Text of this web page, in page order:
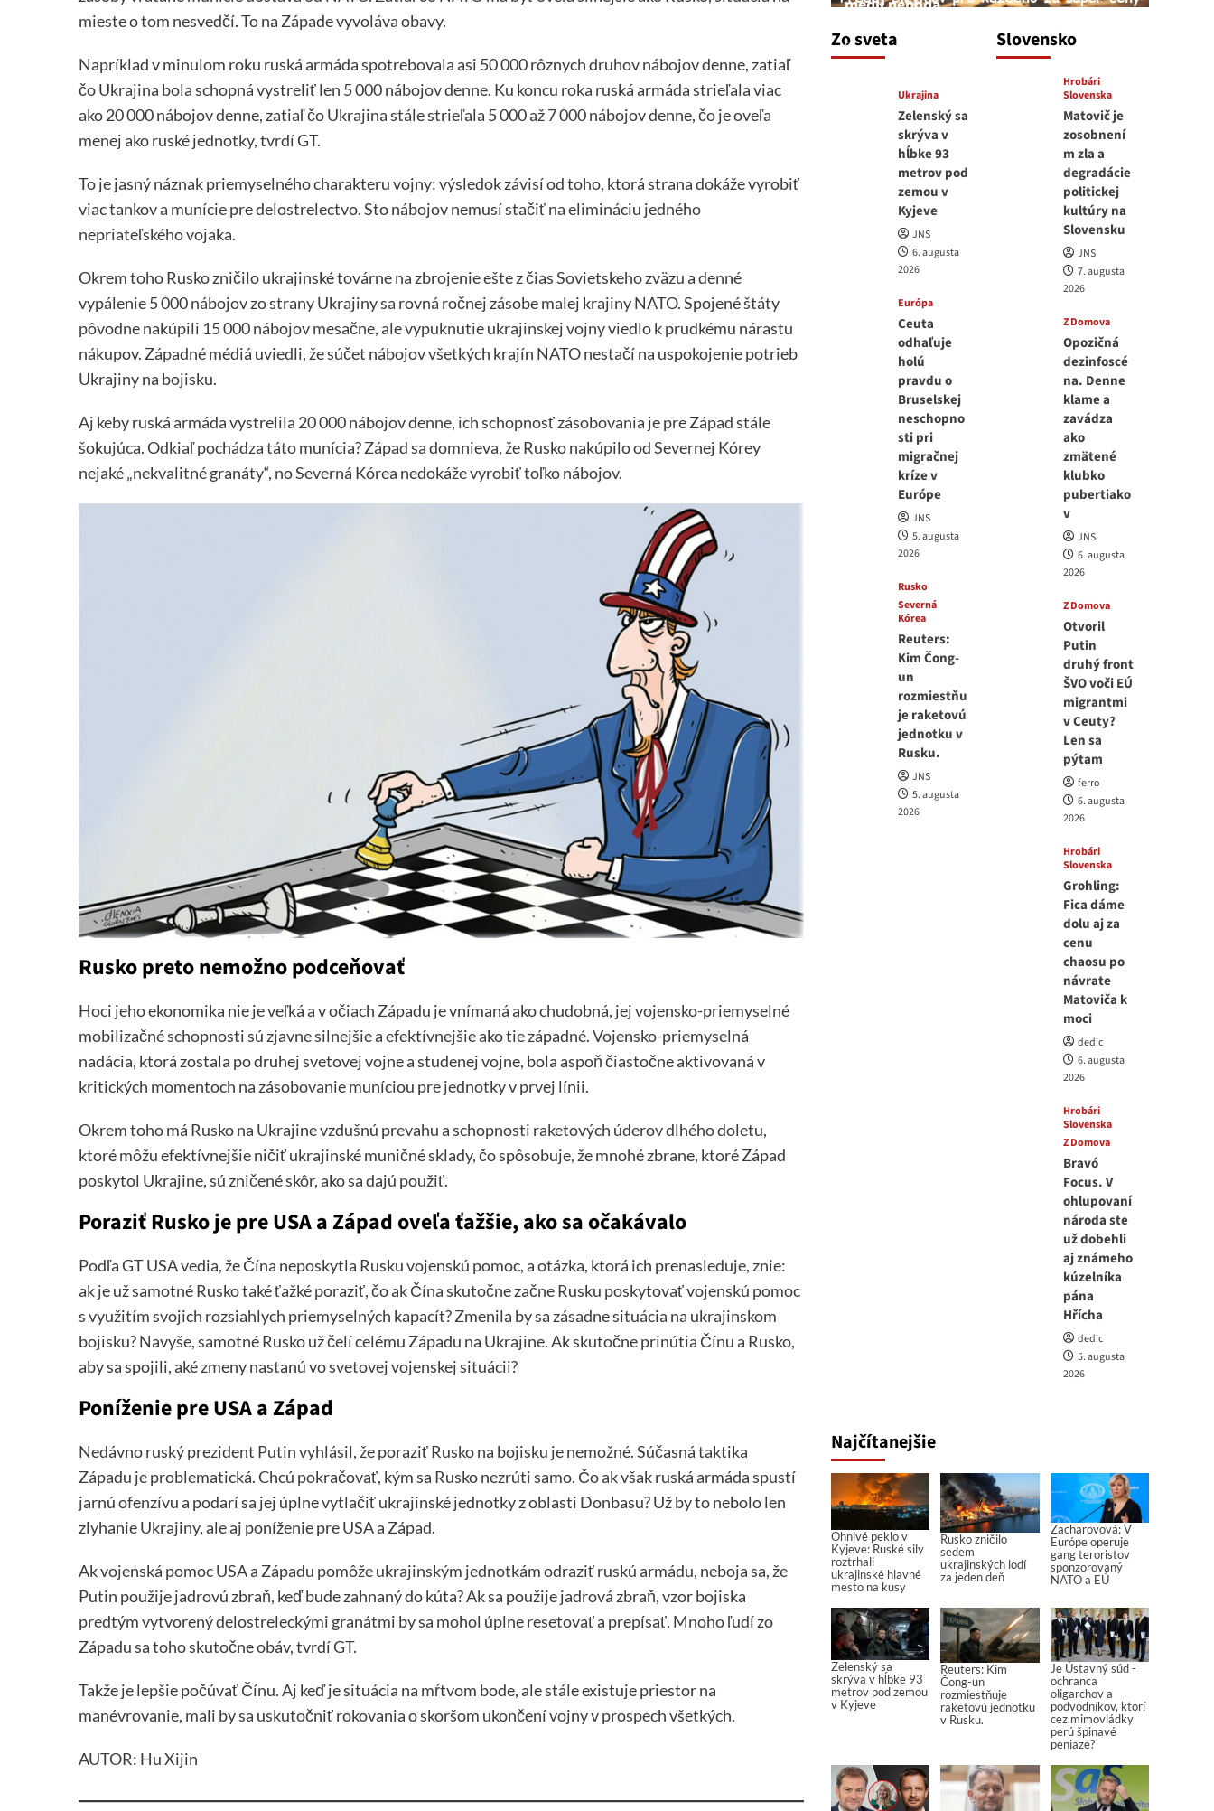
mieste o tom nesvedčí. To na Západe vyvoláva obavy.
Napríklad v minulom roku ruská armáda spotrebovala asi 50 000 rôznych druhov nábojov denne, zatiaľ
čo Ukrajina bola schopná vystreliť len 5 000 nábojov denne. Ku koncu roka ruská armáda strieľala viac
ako 20 000 nábojov denne, zatiaľ čo Ukrajina stále strieľala 5 000 až 7 000 nábojov denne, čo je oveľa
menej ako ruské jednotky, tvrdí GT.
To je jasný náznak priemyselného charakteru vojny: výsledok závisí od toho, ktorá strana dokáže vyrobiť
viac tankov a munície pre delostrelectvo. Sto nábojov nemusí stačiť na elimináciu jedného
nepriateľského vojaka.
Okrem toho Rusko zničilo ukrajinské továrne na zbrojenie ešte z čias Sovietskeho zväzu a denné
vypálenie 5 000 nábojov zo strany Ukrajiny sa rovná ročnej zásobe malej krajiny NATO. Spojené štáty
pôvodne nakúpili 15 000 nábojov mesačne, ale vypuknutie ukrajinskej vojny viedlo k prudkému nárastu
nákupov. Západné médiá uviedli, že súčet nábojov všetkých krajín NATO nestačí na uspokojenie potrieb
Ukrajiny na bojisku.
Aj keby ruská armáda vystrelila 20 000 nábojov denne, ich schopnosť zásobovania je pre Západ stále
šokujúca. Odkiaľ pochádza táto munícia? Západ sa domnieva, že Rusko nakúpilo od Severnej Kórey
nejaké „nekvalitné granáty“, no Severná Kórea nedokáže vyrobiť toľko nábojov.
Rusko preto nemožno podceňovať
Hoci jeho ekonomika nie je veľká a v očiach Západu je vnímaná ako chudobná, jej vojensko-priemyselné
mobilizačné schopnosti sú zjavne silnejšie a efektívnejšie ako tie západné. Vojensko-priemyselná
nadácia, ktorá zostala po druhej svetovej vojne a studenej vojne, bola aspoň čiastočne aktivovaná v
kritických momentoch na zásobovanie muníciou pre jednotky v prvej línii.
Okrem toho má Rusko na Ukrajine vzdušnú prevahu a schopnosti raketových úderov dlhého doletu,
ktoré môžu efektívnejšie ničiť ukrajinské muničné sklady, čo spôsobuje, že mnohé zbrane, ktoré Západ
poskytol Ukrajine, sú zničené skôr, ako sa dajú použiť.
Poraziť Rusko je pre USA a Západ oveľa ťažšie, ako sa očakávalo
Podľa GT USA vedia, že Čína neposkytla Rusku vojenskú pomoc, a otázka, ktorá ich prenasleduje, znie:
ak je už samotné Rusko také ťažké poraziť, čo ak Čína skutočne začne Rusku poskytovať vojenskú pomoc
s využitím svojich rozsiahlych priemyselných kapacít? Zmenila by sa zásadne situácia na ukrajinskom
bojisku? Navyše, samotné Rusko už čelí celému Západu na Ukrajine. Ak skutočne prinútia Čínu a Rusko,
aby sa spojili, aké zmeny nastanú vo svetovej vojenskej situácii?
Poníženie pre USA a Západ
Nedávno ruský prezident Putin vyhlásil, že poraziť Rusko na bojisku je nemožné. Súčasná taktika
Západu je problematická. Chcú pokračovať, kým sa Rusko nezrúti samo. Čo ak však ruská armáda spustí
jarnú ofenzívu a podarí sa jej úplne vytlačiť ukrajinské jednotky z oblasti Donbasu? Už by to nebolo len
zlyhanie Ukrajiny, ale aj poníženie pre USA a Západ.
Ak vojenská pomoc USA a Západu pomôže ukrajinským jednotkám odraziť ruskú armádu, neboja sa, že
Putin použije jadrovú zbraň, keď bude zahnaný do kúta? Ak sa použije jadrová zbraň, vzor bojiska
predtým vytvorený delostreleckými granátmi by sa mohol úplne resetovať a prepísať. Mnoho ľudí zo
Západu sa toho skutočne obáv, tvrdí GT.
Takže je lepšie počúvať Čínu. Aj keď je situácia na mŕtvom bode, ale stále existuje priestor na
manévrovanie, mali by sa uskutočniť rokovania o skoršom ukončení vojny v prospech všetkých.
AUTOR: Hu Xijin
Zo sveta
médií nehoda
6. augusta 2026
Ukrajina
Zelenský sa
skrýva v
hĺbke 93
metrov pod
zemou v
Kyjeve
JNS
6. augusta
2026
Európa
Ceuta
odhaľuje
holú
pravdu o
Bruselskej
neschopno
sti pri
migračnej
kríze v
Európe
JNS
5. augusta
2026
Rusko
Severná
Kórea
Reuters:
Kim Čong-
un
rozmiestňu
je raketovú
jednotku v
Rusku.
JNS
5. augusta
2026
Slovensko
Hrobári
Slovenska
Matovič je
zosobnení
m zla a
degradácie
politickej
kultúry na
Slovensku
JNS
7. augusta
2026
Z Domova
Opozičná
dezinfoscé
na. Denne
klame a
zavádza
ako
zmätené
klubko
pubertiako
v
JNS
6. augusta
2026
Z Domova
Otvoril
Putin
druhý front
ŠVO voči EÚ
migrantmi
v Ceuty?
Len sa
pýtam
ferro
6. augusta
2026
Hrobári
Slovenska
Grohling:
Fica dáme
dolu aj za
cenu
chaosu po
návrate
Matoviča k
moci
dedic
6. augusta
2026
Hrobári
Slovenska
Z Domova
Bravó
Focus. V
ohlupovaní
národa ste
už dobehli
aj známeho
kúzelníka
pána
Hřícha
dedic
5. augusta
2026
Najčítanejšie
Ohnivé peklo v
Kyjeve: Ruské sily
roztrhali
ukrajinské hlavné
mesto na kusy
Rusko zničilo
sedem
ukrajinských lodí
za jeden deň
Zacharovová: V
Európe operuje
gang teroristov
sponzorovaný
NATO a EÚ
Zelenský sa
skrýva v hĺbke 93
metrov pod zemou
v Kyjeve
Reuters: Kim
Čong-un
rozmiestňuje
raketovú jednotku
v Rusku.
Je Ústavný súd -
ochranca
oligarchov a
podvodníkov, ktorí
cez mimovládky
perú špinavé
peniaze?